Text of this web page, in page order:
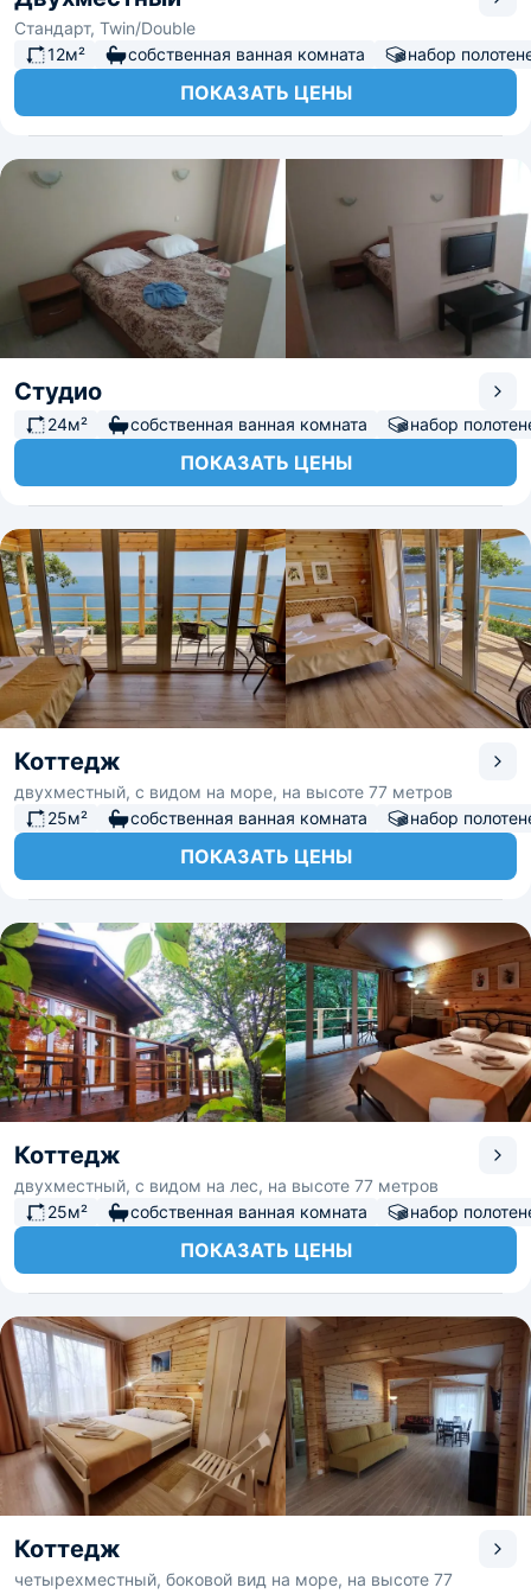
Стандарт, Twin/Double
12м²
собственная ванная комната набор
ПОКАЗАТЬ ЦЕНЫ
Студио
24м² собственная ванная комната набор
ПОКАЗАТЬ ЦЕНЫ
Коттедж
двухместный, с видом на море, на высоте 77 метров
25м²
собственная ванная комната набор
ПОКАЗАТЬ ЦЕНЫ
Коттедж
двухместный, с видом на лес, на высоте 77 метров
25м²
собственная ванная комната набор
ПОКАЗАТЬ ЦЕНЫ
Коттедж
четырехместный, боковой вид на море, на высоте 77